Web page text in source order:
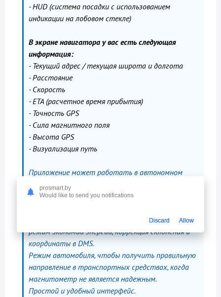
- HUD (система посадки с использованием
индикации на лобовом стекле)
В экране навигатора у вас есть следующая
информация:
- Текущий адрес / текущая широта и долгота
- Расстояние
- Скорость
- ETA (расчетное время прибытия)
- Точность GPS
- Сила магнитного поля
- Высота GPS
- Визуализация путь
Приложение может работать в автономном
режиме и даже без магнитометра (пожалуйста,
иметь в виду, что вы должны двигаться, чтобы
Поддержка дюймовая и метрические системы,
режим экономии энергии, коррекция склонения и
координаты в DMS.
Режим автомобиля, чтобы получить правильную
направление в транспортных средствах, когда
магнитометр не является надежным.
Простой и удобный интерфейс.
prosmart.by
Would like to send you notifications
Discard Allow